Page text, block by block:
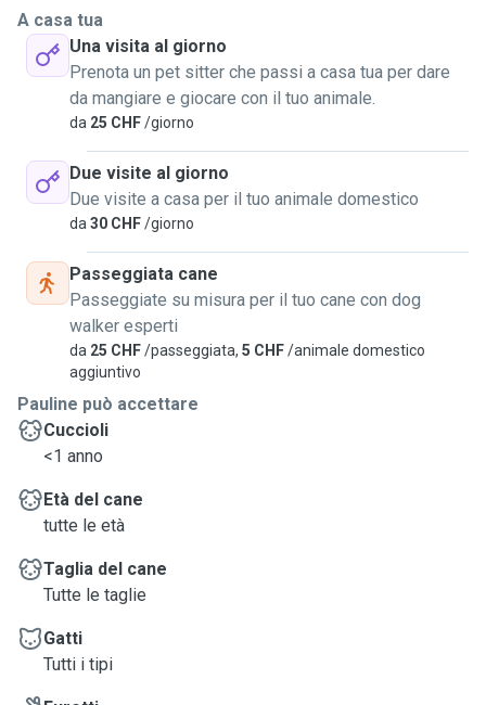
A casa tua
Una visita al giorno
Prenota un pet sitter che passi a casa tua per dare
da mangiare e giocare con il tuo animale.
da 25 CHF/giorno
Due visite al giorno
Due visite a casa per il tuo animale domestico
da 30 CHF/giorno
Passeggiata cane
Passeggiate su misura per il tuo cane con dog
walker esperti
da 25 CHF/passeggiata, 5 CHF/animale domestico
aggiuntivo
Pauline può accettare
Cuccioli
<1 anno
Età del cane
tutte le età
Taglia del cane
Tutte le taglie
Gatti
Tutti i tipi